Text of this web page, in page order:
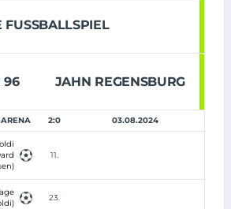
96 JAHN REGENSBURG
2:0 03.08.2024
11.
23.